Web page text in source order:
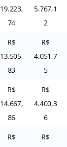
19.223,
74
5.767,1
2
R$
13.505,
83
R$
4.051,7
5
R$
14.667,
86
R$
4.400,3
6
R$
R$